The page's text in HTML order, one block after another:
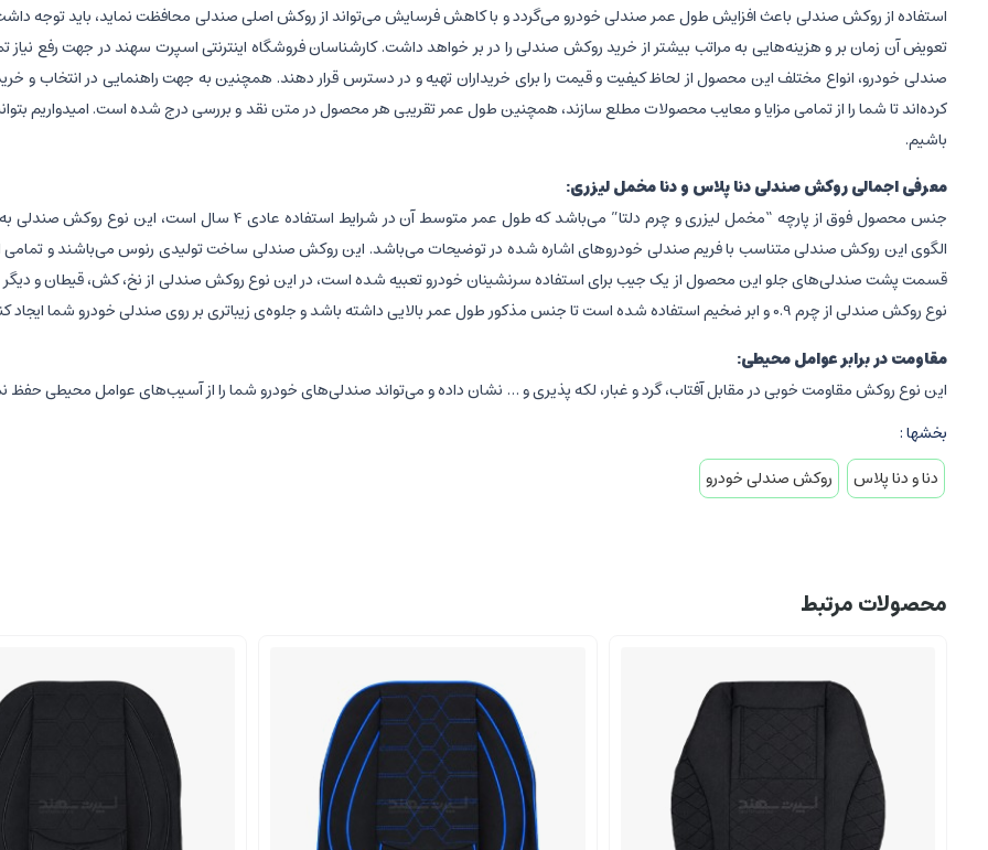
استفاده از روکش صندلی باعث افزایش طول عمر صندلی خودرو می‌گردد و با کاهش فرسایش می‌تواند از روکش اصلی صندلی محافظت نماید، باید توجه
تعویض آن زمان بر و هزینه‌هایی به مراتب بیشتر از خرید روکش صندلی را در بر خواهد داشت. کارشناسان فروشگاه اینترنتی اسپرت سهند در جهت رفع
صندلی خودرو، انواع مختلف این محصول از لحاظ کیفیت و قیمت را برای خریداران تهیه و در دسترس قرار دهند. همچنین به جهت راهنمایی در
کرده‌اند تا شما را از تمامی مزایا و معایب محصولات مطلع سازند، همچنین طول عمر تقریبی هر محصول در متن نقد و بررسی درج شده است. امیدواریم
باشیم.
معرفی اجمالی روکش صندلی دنا پلاس و دنا مخمل لیزری:
جنس محصول فوق از پارچه “مخمل لیزری و چرم دلتا” می‌باشد که طول
الگوی این روکش صندلی متناسب با فریم صندلی خودروهای اشاره شده در توضیحات می‌باشد. این روکش صندلی ساخت تولیدی رنوس می‌باشند و تمامی
قسمت پشت صندلی‌های جلو این محصول از یک جیب برای استفاده سرنشینان خودرو تعبیه شده است، در این نوع روکش صندلی از نخ، کش، قیطان و دیگر
نوع روکش صندلی از چرم 0.9 و ابر ضخیم استفاده شده است تا جنس مذکور طول عمر بالایی داشته باشد و جلوه‌ی زیباتری بر روی صندلی خودرو شما ایجاد کند.
مقاومت در برابر عوامل محیطی:
این نوع روکش مقاومت خوبی در مقابل آفتاب، گرد و غبار، لکه پذیری و … نشان داده و می‌تواند صندلی‌های خودرو شما را از آسیب‌های عوامل محیطی حفظ
بخشها :
دنا و دنا پلاس
روکش صندلی خودرو
محصولات مرتبط